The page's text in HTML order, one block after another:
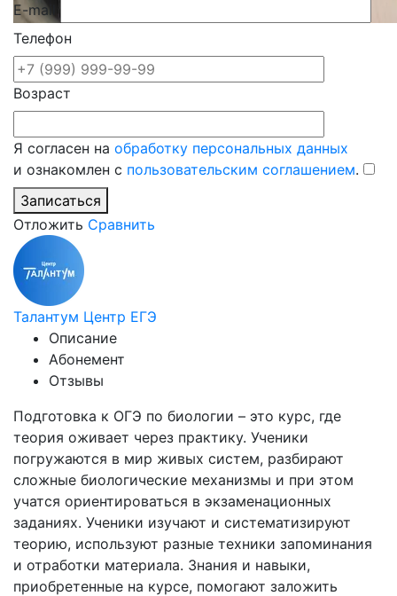
E-mail
Телефон
Возраст
Я согласен на обработку персональных данных
и ознакомлен с пользовательским соглашением.
Записаться
Отложить Сравнить
Талантум Центр ЕГЭ
Описание
Абонемент
Отзывы
Подготовка к ОГЭ по биологии – это курс, где
теория оживает через практику. Ученики
погружаются в мир живых систем, разбирают
сложные биологические механизмы и при этом
учатся ориентироваться в экзаменационных
заданиях. Ученики изучают и систематизируют
теорию, используют разные техники запоминания
и отработки материала. Знания и навыки,
приобретенные на курсе, помогают заложить